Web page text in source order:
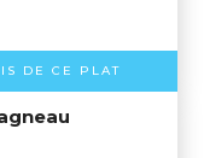
DE CE PLAT